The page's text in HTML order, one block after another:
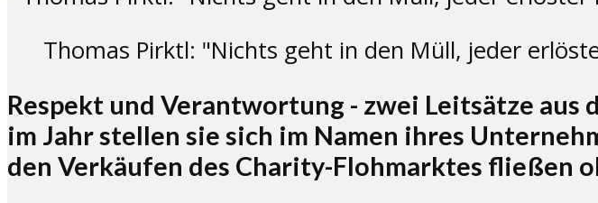
Thomas Pirktl: "Nichts geht in den Müll, jeder
Respekt und Verantwortung - zwei Leitsätze aus
im Jahr stellen sie sich im Namen ihres
den Verkäufen des Charity-Flohmarktes fließen